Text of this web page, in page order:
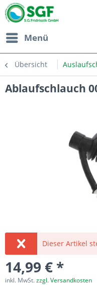
Menü
Übersicht
Ablaufschlauch
Dieser Artikel
14,99 € *
inkl. MwSt.zzgl. Versandkosten